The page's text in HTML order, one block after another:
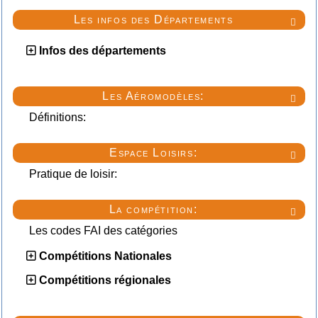

Les infos des Départements
Infos des départements

Les Aéromodèles:
Définitions:

Espace Loisirs:
Pratique de loisir:

La compétition:
Les codes FAI des catégories
Compétitions Nationales
Compétitions régionales